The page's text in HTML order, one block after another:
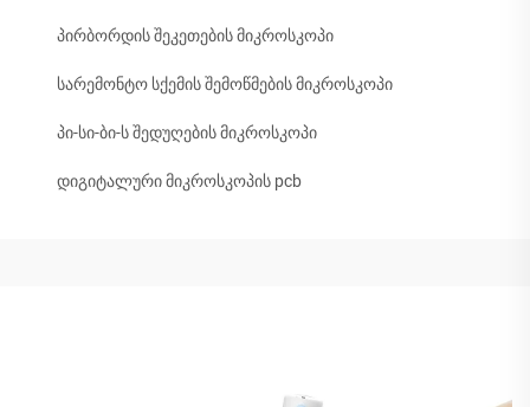
პირბორდის შეკეთების მიკროსკოპი
სარემონტო სქემის შემოწმების მიკროსკოპი
პი-სი-ბი-ს შედუღების მიკროსკოპი
დიგიტალური მიკროსკოპის pcb